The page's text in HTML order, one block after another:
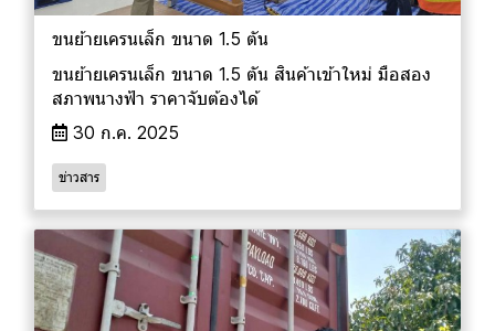
ขนย้ายเครนเล็ก ขนาด 1.5 ตัน
ขนย้ายเครนเล็ก ขนาด 1.5 ตัน สินค้าเข้าใหม่ มือสอง
สภาพนางฟ้า ราคาจับต้องได้
30 ก.ค. 2025
ข่าวสาร